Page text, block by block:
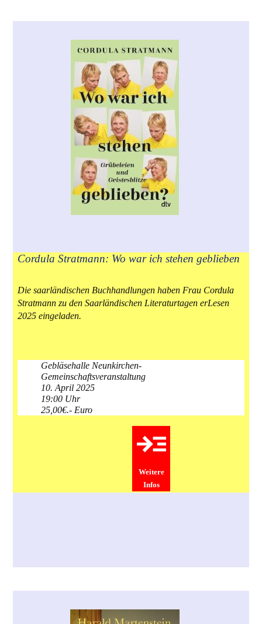
Cordula Stratmann: Wo war ich stehen geblieben
Die saarländischen Buchhandlungen haben Frau Cordula
Stratmann zu den Saarländischen Literaturtagen erLesen
2025 eingeladen.
Gebläsehalle Neunkirchen-
Gemeinschaftsveranstaltung
10. April 2025
19:00 Uhr
25,00€.- Euro
Weitere
Infos